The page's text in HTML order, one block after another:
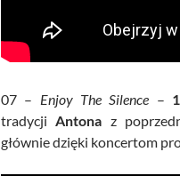
07 – Enjoy The Silence –
tradycjiAntona z
głównie dzięki koncertom